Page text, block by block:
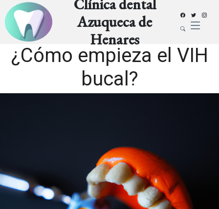
Clínica dental
Azuqueca de
Henares
¿Cómo empieza el VIH
bucal?